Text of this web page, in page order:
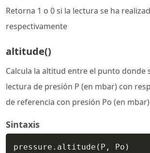
Retorna 1 o 0 si la lectura se ha
respectivamente
altitude()
Calcula la altitud entre el punto donde
lectura de presión P (en mbar) con
de referencia con presión Po (en
Sintaxis
pressure.altitude ( P, Po )